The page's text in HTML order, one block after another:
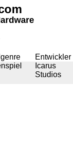
Entwickler
Icarus
Studios